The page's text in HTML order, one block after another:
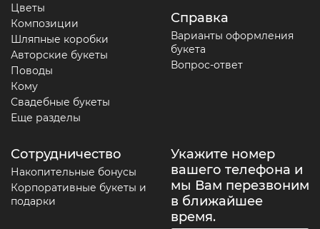
Цветы
Композиции
Шляпные коробки
Авторские букеты
Поводы
Кому
Свадебные букеты
Еще разделы
Справка
Варианты оформления
букета
Вопрос-ответ
Сотрудничество
Накопительные бонусы
Корпоративные букеты и
подарки
Укажите номер
вашего телефона и
мы Вам перезвоним
в ближайшее
время.